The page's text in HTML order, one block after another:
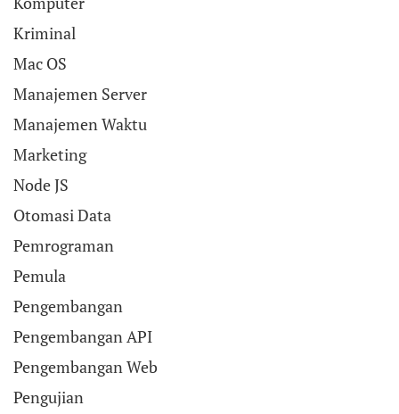
Kriminal
Mac OS
Manajemen Server
Manajemen Waktu
Marketing
Node JS
Otomasi Data
Pemrograman
Pemula
Pengembangan
Pengembangan API
Pengembangan Web
Pengujian